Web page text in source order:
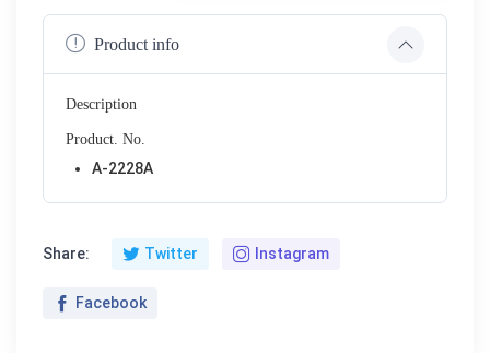
Product info
Description
Product. No.
A-2228A
Share: Twitter Instagram
Facebook